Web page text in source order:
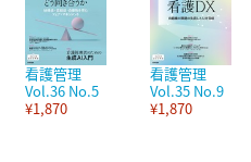
看護管理
Vol.36 No.5
¥1,870
看護管理
Vol.35 No.9
¥1,870